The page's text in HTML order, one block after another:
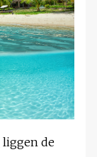
liggen de